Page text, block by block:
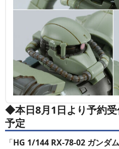
◆本日8月1日より予約
予定
「HG 1/144 RX-78-02 ガンダ